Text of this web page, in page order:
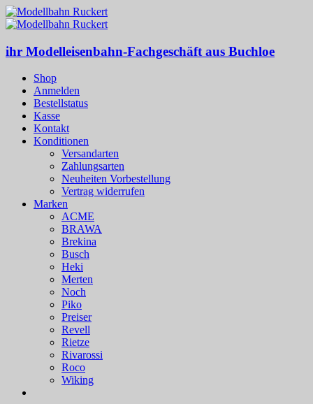
ihr Modelleisenbahn-Fachgeschäft aus Buchloe
Shop
Anmelden
Bestellstatus
Kasse
Kontakt
Konditionen
Versandarten
Zahlungsarten
Neuheiten Vorbestellung
Vertrag widerrufen
Marken
ACME
BRAWA
Brekina
Busch
Heki
Merten
Noch
Piko
Preiser
Revell
Rietze
Rivarossi
Roco
Wiking